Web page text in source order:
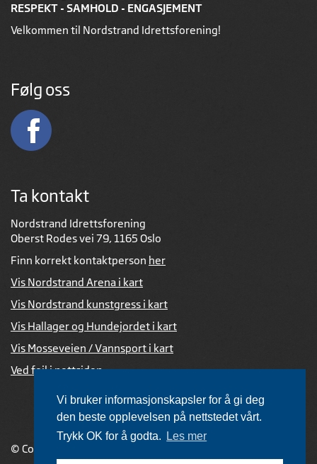
Vi bruker informasjonskapsler for å gi deg
den beste opplevelsen på nettstedet vårt.
Trykk OK for å godta.
Les mer
RESPEKT - SAMHOLD - ENGASJEMENT
Velkommen til Nordstrand Idrettsforening!
Følg oss
Ta kontakt
Nordstrand Idrettsforening
Oberst Rodes vei 79, 1165 Oslo
Finn korrekt kontaktperson her
Vis Nordstrand Arena i kart
Vis Nordstrand kunstgress i kart
Vis Hallager og Hundejordet i kart
Vis Mosseveien / Vannsport i kart
Ved feil i nettsiden
© Copyright 2026 |